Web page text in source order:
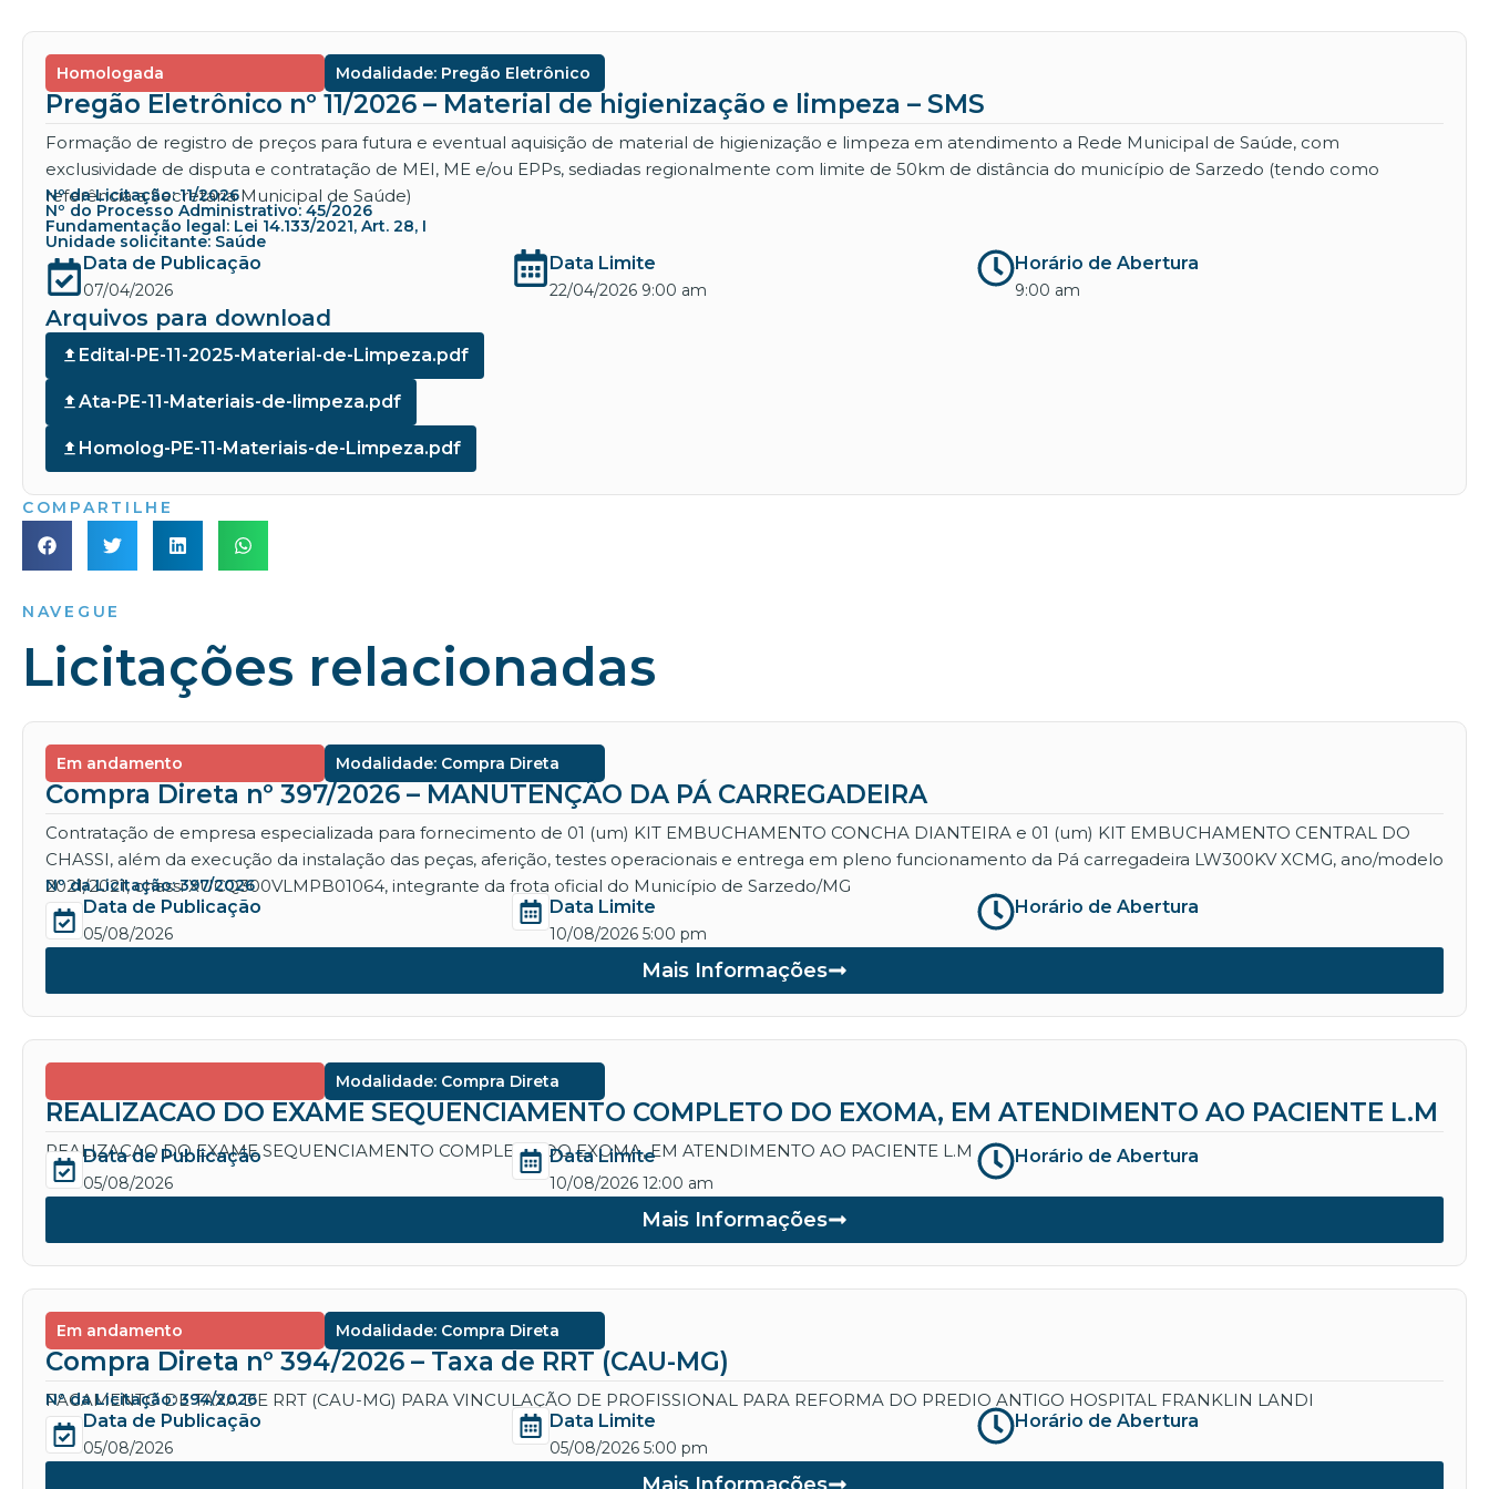
Homologada Modalidade: Pregão Eletrônico
Pregão Eletrônico nº 11/2026 – Material de higienização e limpeza – SMS
Formação de registro de preços para futura e eventual aquisição de material de higienização e limpeza em atendimento a Rede Municipal de Saúde, com
exclusividade de disputa e contratação de MEI, ME e/ou EPPs, sediadas regionalmente com limite de 50km de distância do município de Sarzedo (tendo como
referência a Secretaria Municipal de Saúde)
Nº da Licitação: 11/2026
Nº do Processo Administrativo: 45/2026
Fundamentação legal: Lei 14.133/2021, Art. 28, I
Unidade solicitante: Saúde
Data de Publicação
07/04/2026
Data Limite
22/04/2026 9:00 am
Horário de Abertura
9:00 am
Arquivos para download
Edital-PE-11-2025-Material-de-Limpeza.pdf
Ata-PE-11-Materiais-de-limpeza.pdf
Homolog-PE-11-Materiais-de-Limpeza.pdf
COMPARTILHE
NAVEGUE
Licitações relacionadas
Em andamento Modalidade: Compra Direta
Compra Direta nº 397/2026 – MANUTENÇÃO DA PÁ CARREGADEIRA
Contratação de empresa especializada para fornecimento de 01 (um) KIT EMBUCHAMENTO CONCHA DIANTEIRA e 01 (um) KIT EMBUCHAMENTO CENTRAL DO
CHASSI, além da execução da instalação das peças, aferição, testes operacionais e entrega em pleno funcionamento da Pá carregadeira LW300KV XCMG, ano/modelo
2021/2021, chassi XUCQ300VLMPB01064, integrante da frota oficial do Município de Sarzedo/MG
Nº da Licitação: 397/2026
Data de Publicação
05/08/2026
Data Limite
10/08/2026 5:00 pm
Horário de Abertura
Mais Informações
Modalidade: Compra Direta
REALIZACAO DO EXAME SEQUENCIAMENTO COMPLETO DO EXOMA, EM ATENDIMENTO AO PACIENTE L.M
REALIZACAO DO EXAME SEQUENCIAMENTO COMPLETO DO EXOMA, EM ATENDIMENTO AO PACIENTE L.M
Data de Publicação
05/08/2026
Data Limite
10/08/2026 12:00 am
Horário de Abertura
Mais Informações
Em andamento Modalidade: Compra Direta
Compra Direta nº 394/2026 – Taxa de RRT (CAU-MG)
PAGAMENTO DE TAXA DE RRT (CAU-MG) PARA VINCULAÇÃO DE PROFISSIONAL PARA REFORMA DO PREDIO ANTIGO HOSPITAL FRANKLIN LANDI
Nº da Licitação: 394/2026
Data de Publicação
05/08/2026
Data Limite
05/08/2026 5:00 pm
Horário de Abertura